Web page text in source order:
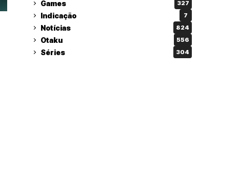
Games 327
Indicação 7
Notícias 824
Otaku 556
Séries 304